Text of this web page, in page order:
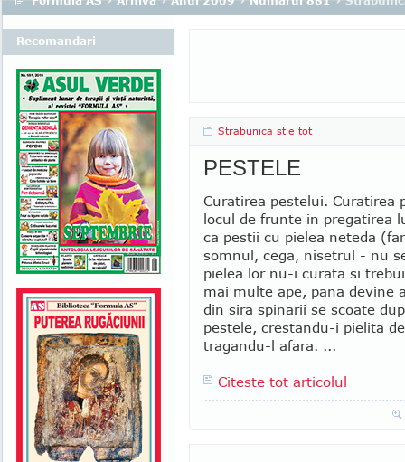
Strabunica stie tot
PESTELE
Curatirea pestelui. Curatirea
locul de frunte in pregatirea
ca pestii cu pielea neteda
somnul, cega, nisetrul - nu
pielea lor nu-i curata si
mai multe ape, pana devine
din sira spinarii se scoate
pestele, crestandu-i pielita
tragandu-l afara. ...
Citeste tot articolul
Recomandari